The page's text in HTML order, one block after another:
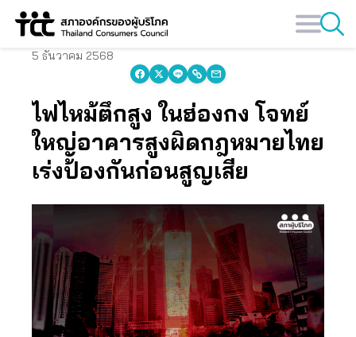
Skip
content
5 ธันวาคม 2568
ไฟไหม้ตึกสูง ในฮ่องกง โจทย์
ใหญ่อาคารสูงผิดกฎหมายไทย
เร่งป้องกันก่อนสูญเสีย